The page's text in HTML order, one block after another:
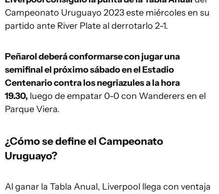
Campeonato Uruguayo 2023 este miércoles en su
partido ante River Plate al derrotarlo 2-1.
Peñarol deberá conformarse con jugar una
semifinal el próximo sábado en el Estadio
Centenario contra los negriazules a la hora
19.30, luego de empatar 0-0 con Wanderers en el
Parque Viera.
¿Cómo se define el Campeonato
Uruguayo?
Al ganar la Tabla Anual, Liverpool llega con ventaja